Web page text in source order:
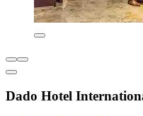
Dado Hotel